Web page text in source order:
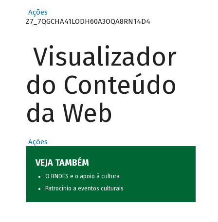
Ações
Z7_7QGCHA41LODH60A3OQA8RN14D4
Visualizador
do Conteúdo
da Web
Ações
VEJA TAMBÉM
O BNDES e o apoio à cultura
Patrocínio a eventos culturais